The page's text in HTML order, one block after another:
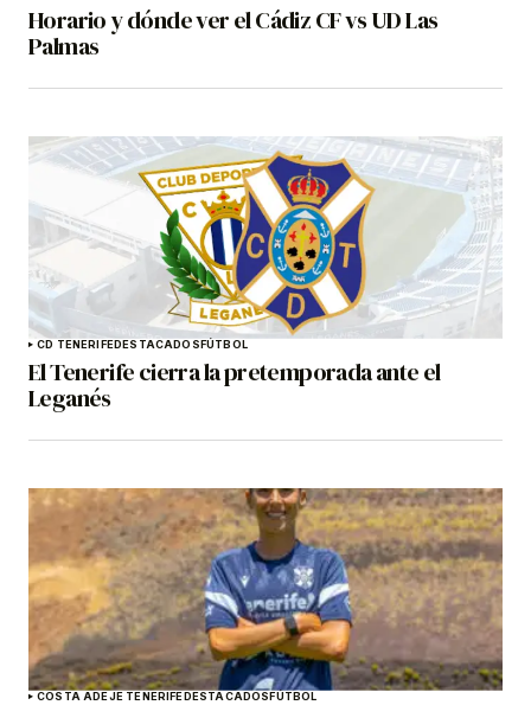
Horario y dónde ver el Cádiz CF vs UD Las
Palmas
CD TENERIFEDESTACADOSFÚTBOL
El Tenerife cierra la pretemporada ante el
Leganés
COSTA ADEJE TENERIFEDESTACADOSFÚTBOL